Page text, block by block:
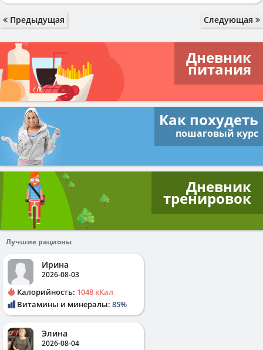
Предыдущая Следующая
Дневник
питания
Как похудеть
пошаговый курс
Дневник
тренировок
Лучшие рационы
Ирина
2026-08-03
Калорийность: 1048 кКал
Витамины и минералы: 85%
Элина
2026-08-04